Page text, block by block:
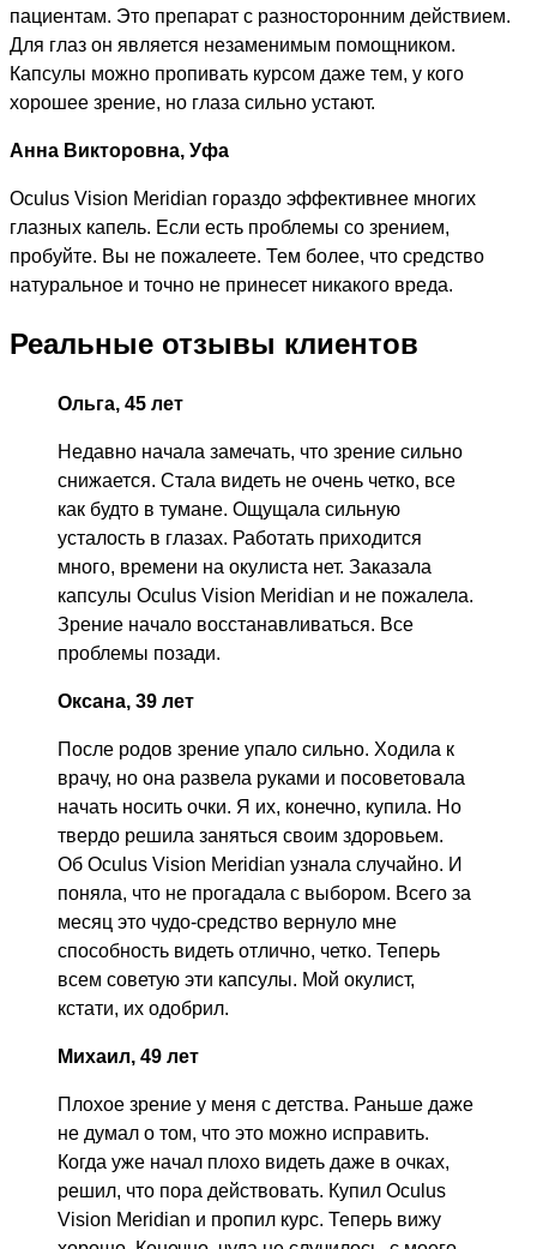
пациентам. Это препарат с разносторонним действием.
Для глаз он является незаменимым помощником.
Капсулы можно пропивать курсом даже тем, у кого
хорошее зрение, но глаза сильно устают.
Анна Викторовна, Уфа
Oculus Vision Meridian гораздо эффективнее многих
глазных капель. Если есть проблемы со зрением,
пробуйте. Вы не пожалеете. Тем более, что средство
натуральное и точно не принесет никакого вреда.
Реальные отзывы клиентов
Ольга, 45 лет
Недавно начала замечать, что зрение сильно
снижается. Стала видеть не очень четко, все
как будто в тумане. Ощущала сильную
усталость в глазах. Работать приходится
много, времени на окулиста нет. Заказала
капсулы Oculus Vision Meridian и не пожалела.
Зрение начало восстанавливаться. Все
проблемы позади.
Оксана, 39 лет
После родов зрение упало сильно. Ходила к
врачу, но она развела руками и посоветовала
начать носить очки. Я их, конечно, купила. Но
твердо решила заняться своим здоровьем.
Об Oculus Vision Meridian узнала случайно. И
поняла, что не прогадала с выбором. Всего за
месяц это чудо-средство вернуло мне
способность видеть отлично, четко. Теперь
всем советую эти капсулы. Мой окулист,
кстати, их одобрил.
Михаил, 49 лет
Плохое зрение у меня с детства. Раньше даже
не думал о том, что это можно исправить.
Когда уже начал плохо видеть даже в очках,
решил, что пора действовать. Купил Oculus
Vision Meridian и пропил курс. Теперь вижу